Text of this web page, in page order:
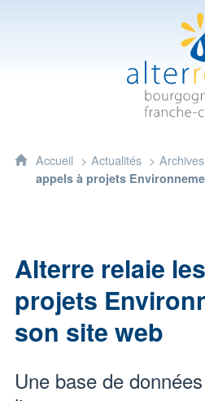
Accueil Actualités
appels à projets
Alterre relaie
projets
son site web
Une base de